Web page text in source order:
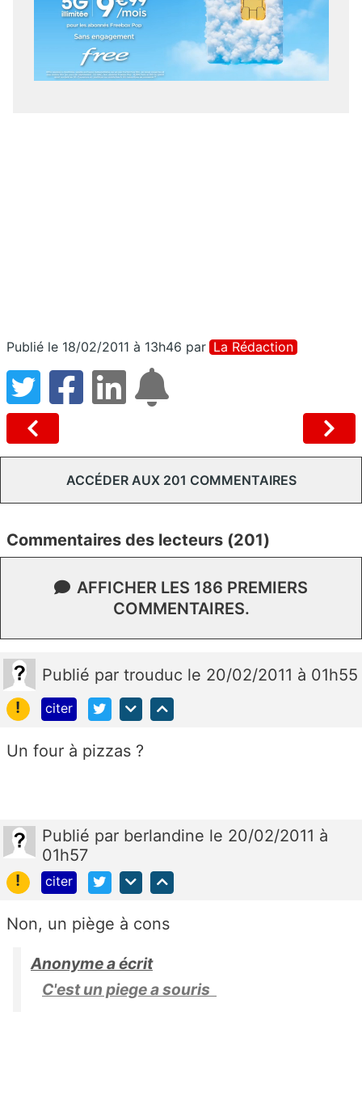
Publié le 18/02/2011 à 13h46 par La Rédaction
ACCÉDER AUX 201 COMMENTAIRES
Commentaires des lecteurs (201)
AFFICHER LES 186 PREMIERS
COMMENTAIRES.
Publié par trouduc le 20/02/2011 à 01h55
!
citer
Un four à pizzas ?
Publié par berlandine le 20/02/2011 à
01h57
!
citer
Non, un piège à cons
Anonyme a écrit
C'est un piege a souris